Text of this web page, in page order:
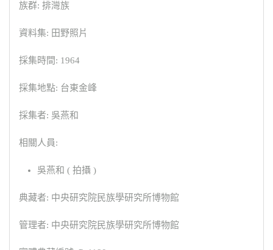
族群: 排灣族
資料集: 田野照片
採集時間: 1964
採集地點: 台東金峰
採集者: 吳燕和
相關人員:
吳燕和 ( 拍攝 )
典藏者: 中央研究院民族學研究所博物館
管理者: 中央研究院民族學研究所博物館